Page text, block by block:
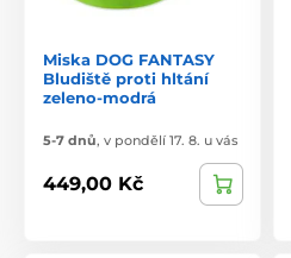
Miska DOG FANTASY
Bludiště proti hltání
zeleno-modrá
5-7 dnů, v pondělí 17. 8. u vás
449,00 Kč